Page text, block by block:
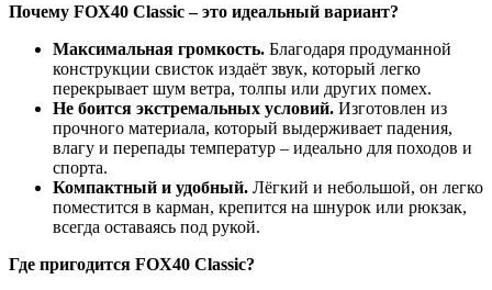
Почему FOX40 Classic – это идеальный вариант?
Максимальная громкость. Благодаря продуманной
конструкции свисток издаёт звук, который легко
перекрывает шум ветра, толпы или других помех.
Не боится экстремальных условий. Изготовлен из
прочного материала, который выдерживает падения,
влагу и перепады температур – идеально для походов и
спорта.
Компактный и удобный. Лёгкий и небольшой, он легко
поместится в карман, крепится на шнурок или рюкзак,
всегда оставаясь под рукой.
Где пригодится FOX40 Classic?